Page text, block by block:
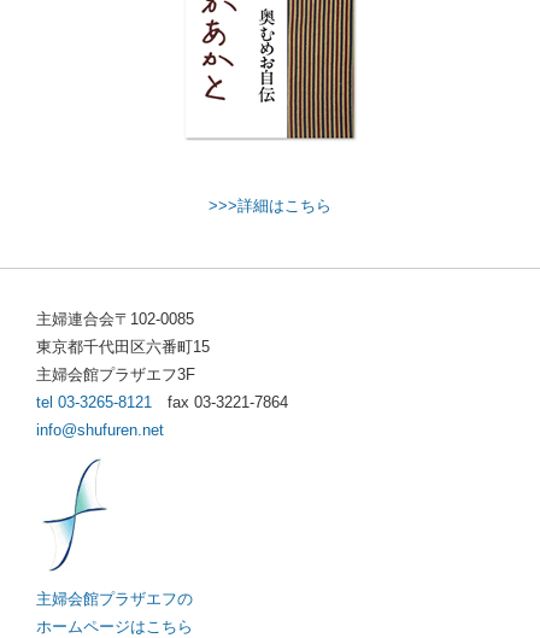
>>>詳細はこちら
主婦連合会〒102-0085
東京都千代田区六番町15
主婦会館プラザエフ3F
tel 03-3265-8121 fax 03-3221-7864
info@shufuren.net
主婦会館プラザエフの
ホームページはこちら